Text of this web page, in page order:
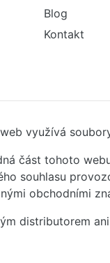
Blog
Kontakt
využívá
část tohoto
souhlasu
obchodními
distributorem